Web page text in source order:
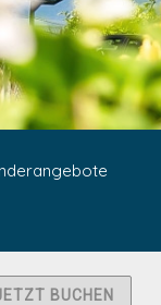
BUCHEN